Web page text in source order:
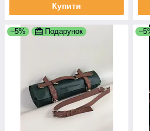
Купити
–5% Подарунок